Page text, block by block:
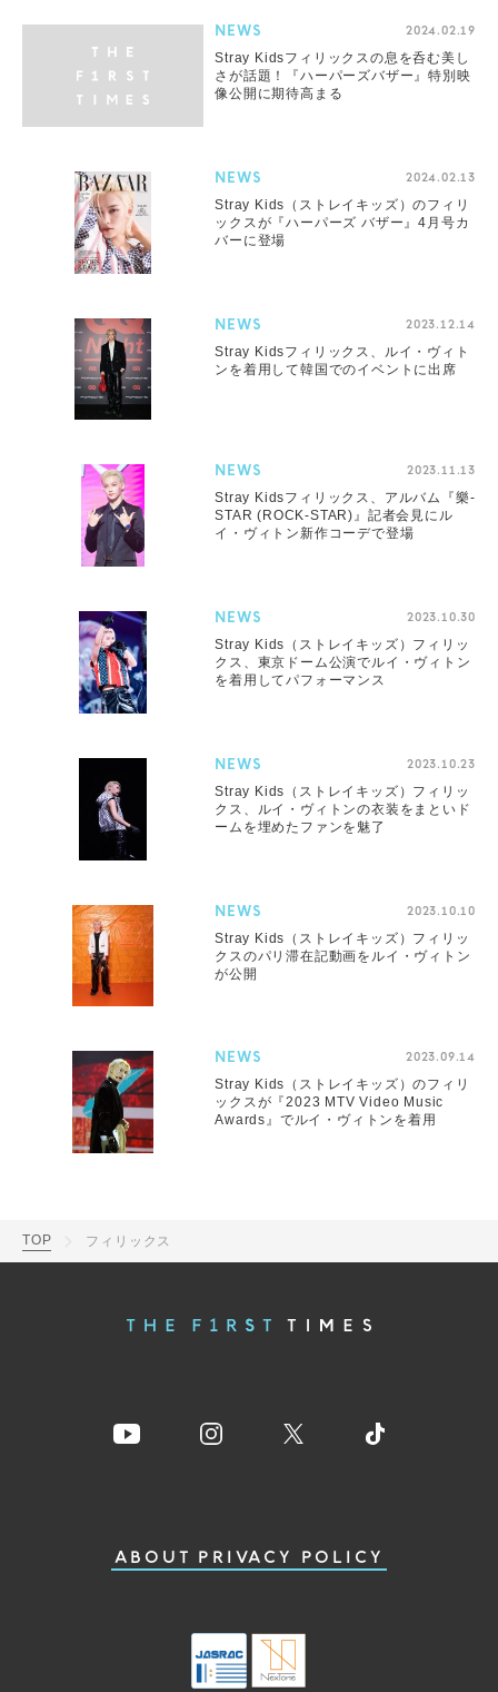
NEWS 2024.02.19
Stray Kidsフィリックスの息を呑む美し
さが話題！『ハーパーズバザー』特別映
像公開に期待高まる
NEWS 2024.02.13
Stray Kids（ストレイキッズ）のフィリ
ックスが『ハーパーズ バザー』4月号カ
バーに登場
NEWS 2023.12.14
Stray Kidsフィリックス、ルイ・ヴィト
ンを着用して韓国でのイベントに出席
NEWS 2023.11.13
Stray Kidsフィリックス、アルバム『樂-
STAR (ROCK-STAR)』記者会見にル
イ・ヴィトン新作コーデで登場
NEWS 2023.10.30
Stray Kids（ストレイキッズ）フィリッ
クス、東京ドーム公演でルイ・ヴィトン
を着用してパフォーマンス
NEWS 2023.10.23
Stray Kids（ストレイキッズ）フィリッ
クス、ルイ・ヴィトンの衣装をまといド
ームを埋めたファンを魅了
NEWS 2023.10.10
Stray Kids（ストレイキッズ）フィリッ
クスのパリ滞在記動画をルイ・ヴィトン
が公開
NEWS 2023.09.14
Stray Kids（ストレイキッズ）のフィリ
ックスが『2023 MTV Video Music
Awards』でルイ・ヴィトンを着用
TOP フィリックス
ABOUT PRIVACY POLICY